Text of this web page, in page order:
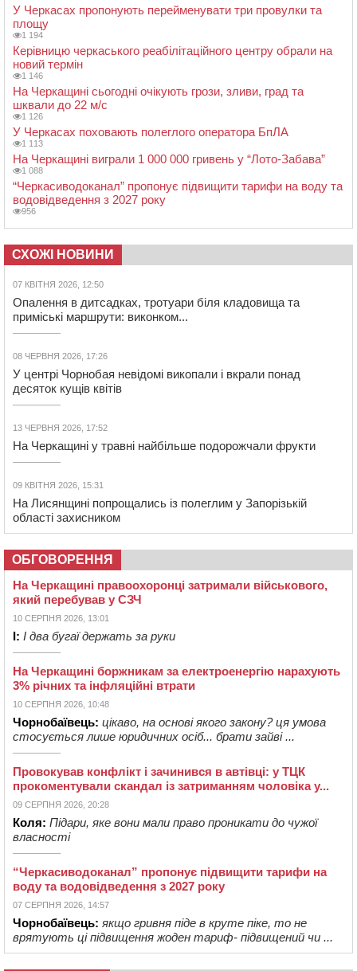
У Черкасах пропонують перейменувати три провулки та
площу
1 194
Керівницю черкаського реабілітаційного центру обрали на
новий термін
1 146
На Черкащині сьогодні очікують грози, зливи, град та
шквали до 22 м/с
1 126
У Черкасах поховають полеглого оператора БпЛА
1 113
На Черкащині виграли 1 000 000 гривень у “Лото-Забава”
1 088
“Черкасиводоканал” пропонує підвищити тарифи на воду та
водовідведення з 2027 року
956
СХОЖІ НОВИНИ
07 КВІТНЯ 2026, 12:50
Опалення в дитсадках, тротуари біля кладовища та
приміські маршрути: виконком...
08 ЧЕРВНЯ 2026, 17:26
У центрі Чорнобая невідомі викопали і вкрали понад
десяток кущів квітів
13 ЧЕРВНЯ 2026, 17:52
На Черкащині у травні найбільше подорожчали фрукти
09 КВІТНЯ 2026, 15:31
На Лисянщині попрощались із полеглим у Запорізькій
області захисником
ОБГОВОРЕННЯ
На Черкащині правоохоронці затримали військового,
який перебував у СЗЧ
10 СЕРПНЯ 2026, 13:01
І: І два бугаї держать за руки
На Черкащині боржникам за електроенергію нарахують
3% річних та інфляційні втрати
10 СЕРПНЯ 2026, 10:48
Чорнобаївець: цікаво, на основі якого закону? ця умова
стосується лише юридичних осіб... брати зайві ...
Провокував конфлікт і зачинився в автівці: у ТЦК
прокоментували скандал із затриманням чоловіка у...
09 СЕРПНЯ 2026, 20:28
Коля: Підари, яке вони мали право проникати до чужої
власності
“Черкасиводоканал” пропонує підвищити тарифи на
воду та водовідведення з 2027 року
07 СЕРПНЯ 2026, 14:57
Чорнобаївець: якщо гривня піде в круте піке, то не
врятують ці підвищення жоден тариф- підвищений чи ...